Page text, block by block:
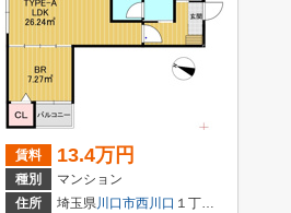
賃料 13.4万円
種別
マンション
住所
埼玉県川口市西川口 １丁目25